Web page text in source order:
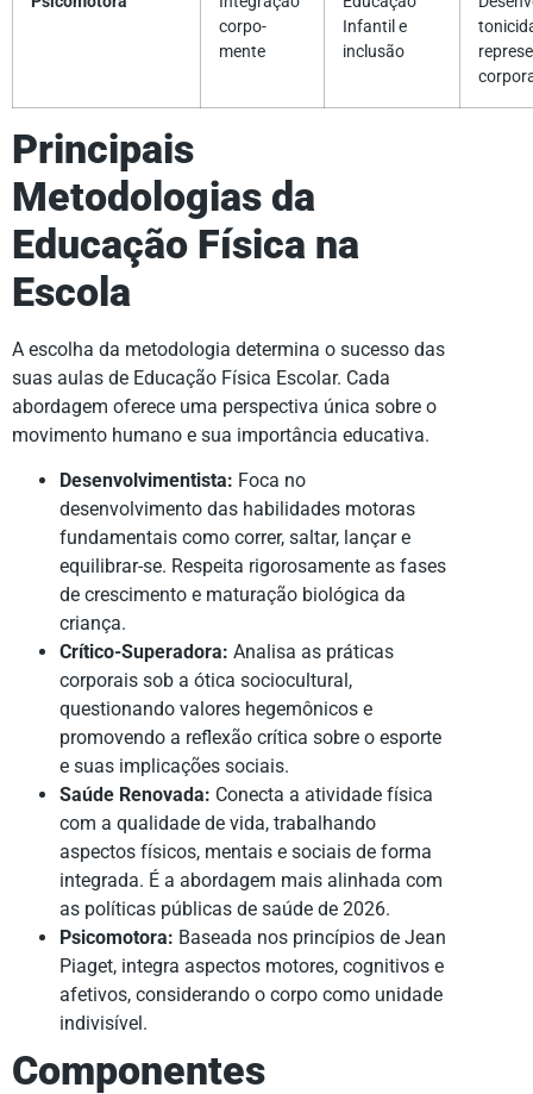
corpo-
mente
Infantil e
inclusão
Principais
Metodologias da
Educação Física na
Escola
A escolha da metodologia determina o sucesso das
suas aulas de Educação Física Escolar. Cada
abordagem oferece uma perspectiva única sobre o
movimento humano e sua importância educativa.
Desenvolvimentista: Foca no
desenvolvimento das habilidades motoras
fundamentais como correr, saltar, lançar e
equilibrar-se. Respeita rigorosamente as fases
de crescimento e maturação biológica da
criança.
Crítico-Superadora: Analisa as práticas
corporais sob a ótica sociocultural,
questionando valores hegemônicos e
promovendo a reflexão crítica sobre o esporte
e suas implicações sociais.
Saúde Renovada: Conecta a atividade física
com a qualidade de vida, trabalhando
aspectos físicos, mentais e sociais de forma
integrada. É a abordagem mais alinhada com
as políticas públicas de saúde de 2026.
Psicomotora: Baseada nos princípios de Jean
Piaget, integra aspectos motores, cognitivos e
afetivos, considerando o corpo como unidade
indivisível.
Componentes